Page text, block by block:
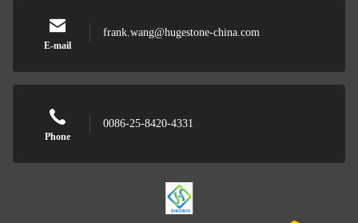
E-mail
frank.wang@hugestone-china.com
Phone
0086-25-8420-4331